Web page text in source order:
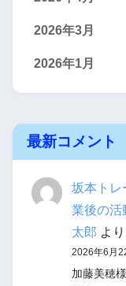
2026年3月
2026年1月
最新コメント
坂本トレ
業後の活
太郎 より
2026年6月
加藤美穂